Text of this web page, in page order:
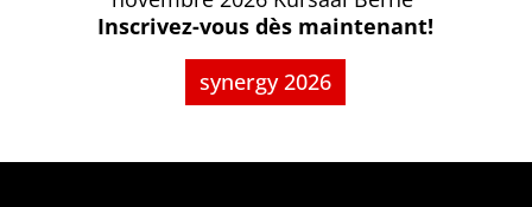
Inscrivez-vous dès maintenant!
synergy 2026